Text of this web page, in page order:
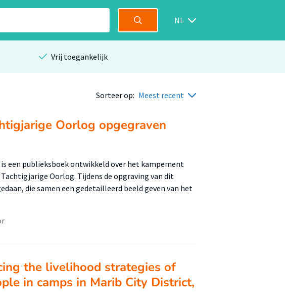
NL
Vrij toegankelijk
Sorteer op: Meest recent
Oorlog opgegraven
een publieksboek ontwikkeld over het kampement
Oorlog. Tijdens de opgraving van dit
die samen een gedetailleerd beeld geven van het
the livelihood strategies of
in camps in Marib City District,